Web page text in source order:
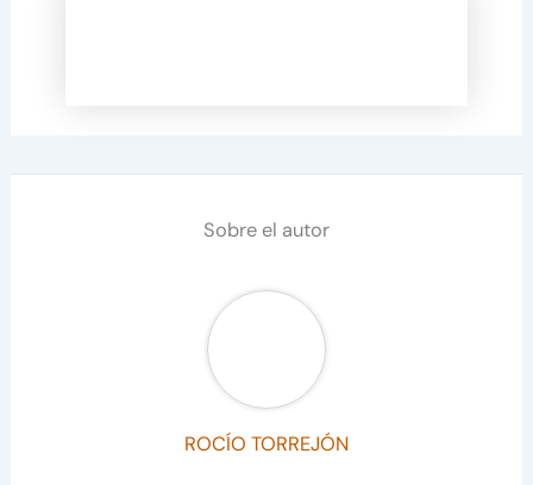
Sobre el autor
ROCÍO TORREJÓN